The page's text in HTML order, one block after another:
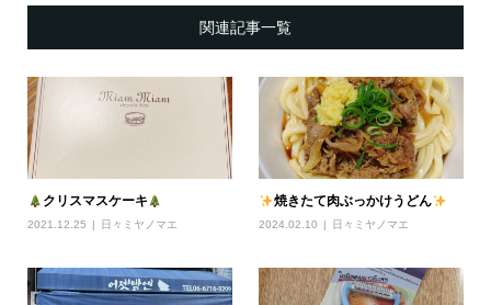
関連記事一覧
クリスマスケーキ
2021.12.25 日々ミヤノマエ
焼きたて肉ぶっかけうどん
2024.02.10 日々ミヤノマエ